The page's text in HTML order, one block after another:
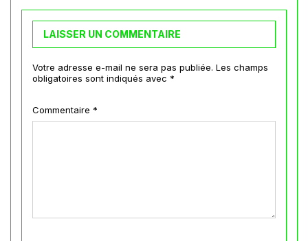
LAISSER UN COMMENTAIRE
Votre adresse e-mail ne sera pas publiée. Les champs
obligatoires sont indiqués avec *
Commentaire *